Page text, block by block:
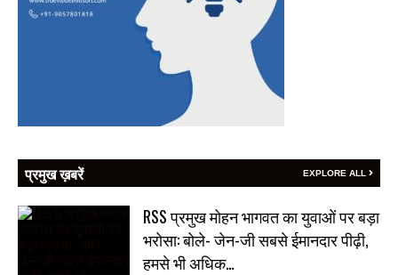
प्रमुख ख़बरें EXPLORE ALL
RSS प्रमुख मोहन भागवत का युवाओं पर बड़ा
भरोसा: बोले- जेन-जी सबसे ईमानदार पीढ़ी,
हमसे भी अधिक…